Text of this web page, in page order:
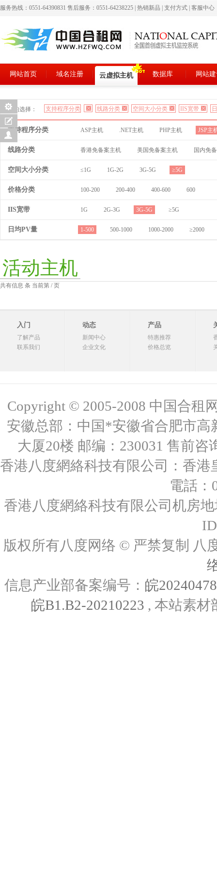
服务热线：0551-64390831 售后服务：0551-64238225 热销新品 支付方式 客服中心
网站首页 域名注册 云虚拟主机 数据库 网站
您的选择： 支持程序分类 线路分类 空间大小分类 IIS宽带
支持程序分类 ASP主机 .NET主机 PHP主机 JSP主
线路分类 香港免备案主机 美国免备案主机 国内免
空间大小分类 ≤1G 1G-2G 3G-5G ≥5G
价格分类 100-200 200-400 400-600 600
IIS宽带 1G 2G-3G 3G-5G ≥5G
日均PV量 1-500 500-1000 1000-2000 ≥2000
活动主机
共有信息 条 当前第 / 页
入门
了解产品
联系我们
动态
新闻中心
企业文化
产品
特惠推荐
价格总览
Copyright © 2005-2008 中国合租
安徽总部：中国*安徽省合肥市
大厦20楼 邮编：230031 售前咨
香港八度網絡科技有限公司：香
電話：
香港八度網絡科技有限公司机房
版权所有八度网络 © 严禁复制
信息产业部备案编号： 皖
皖B1.B2-20210223 , 本站素材